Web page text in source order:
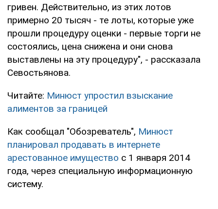
гривен. Действительно, из этих лотов
примерно 20 тысяч - те лоты, которые уже
прошли процедуру оценки - первые торги не
состоялись, цена снижена и они снова
выставлены на эту процедуру", - рассказала
Севостьянова.
Читайте: Минюст упростил взыскание
алиментов за границей
Как сообщал "Обозреватель", Минюст
планировал продавать в интернете
арестованное имущество с 1 января 2014
года, через специальную информационную
систему.